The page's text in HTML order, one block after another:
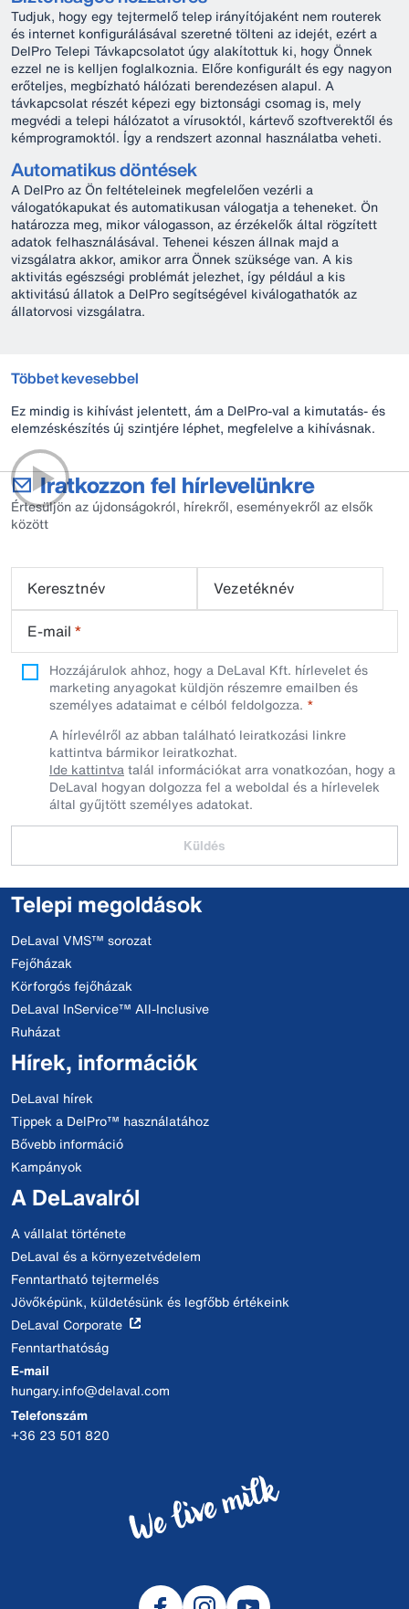
Tudjuk, hogy egy tejtermelő telep irányítójaként nem routerek
és internet konfigurálásával szeretné tölteni az idejét, ezért a
DelPro Telepi Távkapcsolatot úgy alakítottuk ki, hogy Önnek
ezzel ne is kelljen foglalkoznia. Előre konfigurált és egy nagyon
erőteljes, megbízható hálózati berendezésen alapul. A
távkapcsolat részét képezi egy biztonsági csomag is, mely
megvédi a telepi hálózatot a vírusoktól, kártevő szoftverektől és
kémprogramoktól. Így a rendszert azonnal használatba veheti.
Automatikus döntések
A DelPro az Ön feltételeinek megfelelően vezérli a
válogatókapukat és automatikusan válogatja a teheneket. Ön
határozza meg, mikor válogasson, az érzékelők által rögzített
adatok felhasználásával. Tehenei készen állnak majd a
vizsgálatra akkor, amikor arra Önnek szüksége van. A kis
aktivitás egészségi problémát jelezhet, így például a kis
aktivitású állatok a DelPro segítségével kiválogathatók az
állatorvosi vizsgálatra.
Többet kevesebbel
Ez mindig is kihívást jelentett, ám a DelPro-val a kimutatás- és
elemzéskészítés új szintjére léphet, megfelelve a kihívásnak.
Iratkozzon fel hírlevelünkre
Értesüljön az újdonságokról, hírekről, eseményekről az elsők
között
Keresztnév
Vezetéknév
E-mail *
Hozzájárulok ahhoz, hogy a DeLaval Kft. hírlevelet és
marketing anyagokat küldjön részemre emailben és
személyes adataimat e célból feldolgozza.
A hírlevélről az abban található leiratkozási linkre
kattintva bármikor leiratkozhat.
Ide kattintvatalál információkat arra vonatkozóan, hogy a
DeLaval hogyan dolgozza fel a weboldal és a hírlevelek
által gyűjtött személyes adatokat.
Küldés
Telepi megoldások
DeLaval VMS™ sorozat
Fejőházak
Körforgós fejőházak
DeLaval InService™ All-Inclusive
Ruházat
Hírek, információk
DeLaval hírek
Tippek a DelPro™ használatához
Bővebb információ
Kampányok
A DeLavalról
A vállalat története
DeLaval és a környezetvédelem
Fenntartható tejtermelés
Jövőképünk, küldetésünk és legfőbb értékeink
DeLaval Corporate
Fenntarthatóság
E-mail
hungary.info@delaval.com
Telefonszám
+36 23 501 820